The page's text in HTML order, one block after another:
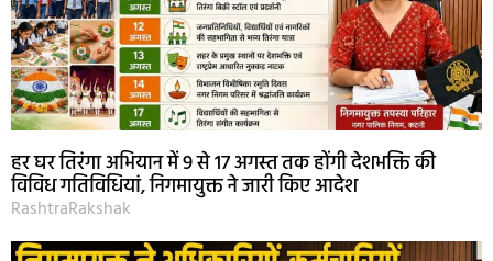
हर घर तिरंगा अभियान में 9 से 17 अगस्त तक होंगी देशभक्ति की
विविध गतिविधियां, निगमायुक्त ने जारी किए आदेश
RashtraRakshak